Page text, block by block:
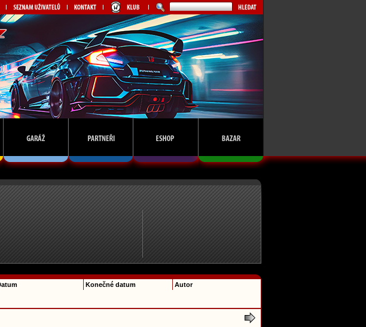
Konečné datum Autor